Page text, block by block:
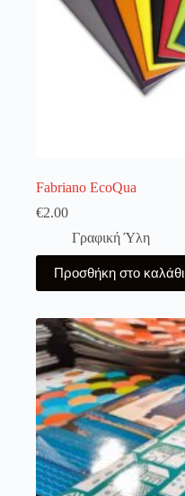
Fabriano EcoQua
€2.00
Γραφική Ύλη
Προσθήκη στο καλάθι